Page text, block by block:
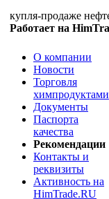
купля-продаже
Работает на
О компании
Новости
Торговля
химпродуктами
Документы
Паспорта
качества
Рекомендации
Контакты и
реквизиты
Активность на
HimTrade.RU